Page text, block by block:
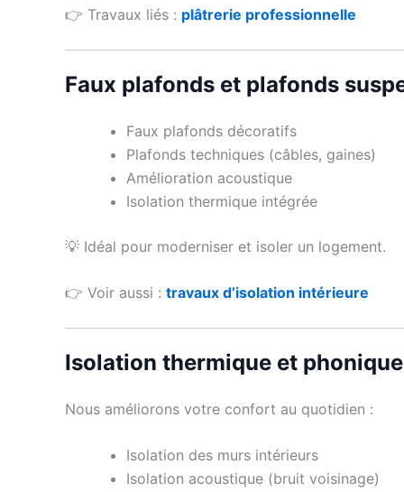
👉 Travaux liés : plâtrerie professionnelle
Faux plafonds et plafonds
Faux plafonds décoratifs
Plafonds techniques (câbles, gaines)
Amélioration acoustique
Isolation thermique intégrée
💡 Idéal pour moderniser et isoler un logement.
👉 Voir aussi : travaux d’isolation intérieure
Isolation thermique et phonique
Nous améliorons votre confort au quotidien :
Isolation des murs intérieurs
Isolation acoustique (bruit voisinage)